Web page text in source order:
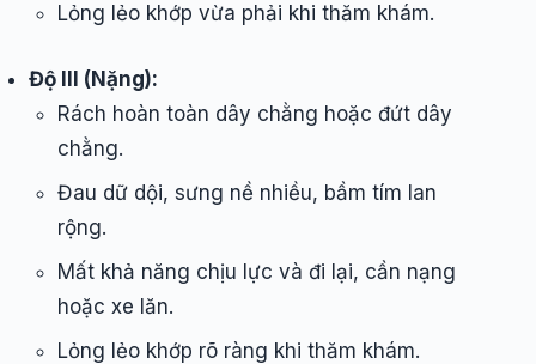
Lỏng lẻo khớp vừa phải khi thăm khám.
Độ III (Nặng):
Rách hoàn toàn dây chằng hoặc đứt dây
chằng.
Đau dữ dội, sưng nề nhiều, bầm tím lan
rộng.
Mất khả năng chịu lực và đi lại, cần nạng
hoặc xe lăn.
Lỏng lẻo khớp rõ ràng khi thăm khám.